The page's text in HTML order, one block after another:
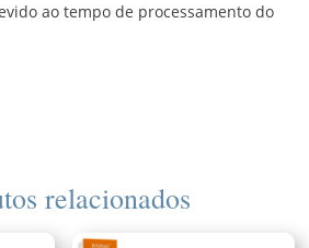
ao tempo de processamento do
relacionados